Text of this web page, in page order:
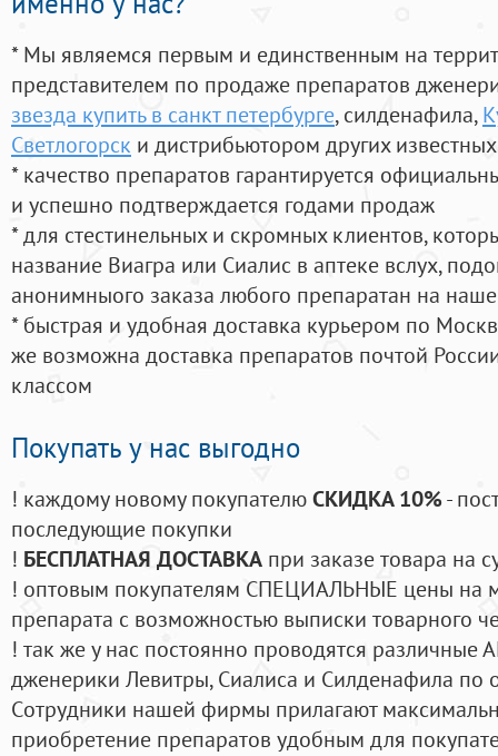
* Мы являемся первым и единственным на
представителем по продаже препаратов
звезда купить в санкт петербурге, силденафила,
Светлогорск и дистрибьютором других
* качество препаратов гарантируется
и успешно подтверждается годами продаж
* для стестинельных и скромных клиентов,
название Виагра или Сиалис в аптеке вслух,
анонимныого заказа любого препаратан на
* быстрая и удобная доставка курьером по
же возможна доставка препаратов почтой
классом
Покупать у нас выгодно
! каждому новому покупателюСКИДКА 10%-
последующие покупки
! БЕСПЛАТНАЯ ДОСТАВКА при заказе товара на
! оптовым покупателям СПЕЦИАЛЬНЫЕ цены на
препарата с возможностью выписки товарного
! так же у нас постоянно проводятся
дженерики Левитры, Сиалиса и Силденафила по
Cотрудники нашей фирмы прилагают
приобретение препаратов удобным для